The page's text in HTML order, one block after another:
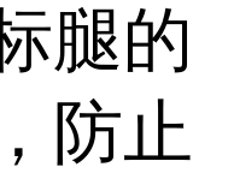
腿的
防止